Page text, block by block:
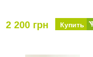
2 200 грн Купить